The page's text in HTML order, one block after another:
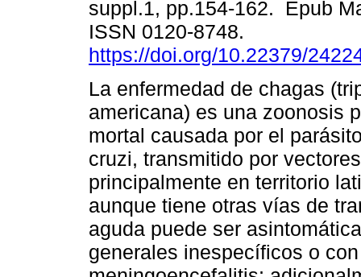
suppl.1, pp.154-162. Epub
ISSN 0120-8748.
https://doi.org/10.22379/
La enfermedad de chagas
americana) es una zoonosis
mortal causada por el
cruzi, transmitido por
principalmente en territorio
aunque tiene otras vías de
aguda puede ser
generales inespecíficos o